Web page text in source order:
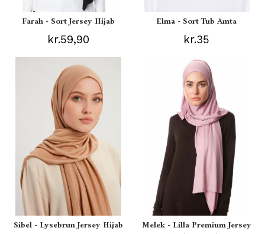
Farah - Sort Jersey Hijab
kr.59,90
Elma - Sort Tub Amta
kr.35
Sibel - Lysebrun Jersey Hijab
Melek - Lilla Premium Jersey